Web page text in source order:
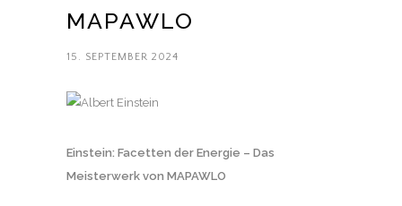
MAPAWLO
15. SEPTEMBER 2024
Einstein: Facetten der Energie – Das
Meisterwerk von MAPAWLO